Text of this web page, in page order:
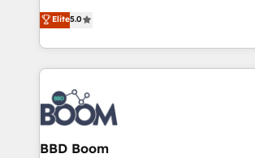
stratégies d'acquisition marketing (SEO,
inbound, automatisation marketing,
emailing) Informations clés : - 10 ans d'expérience -
100+ intégrations CRM HubSpot
experts conseil - 150 certifications
cumulées
Vonazon turns marketing complexity into
measurable, scalable growth. From
enterprise-grade campaigns, our in-
builds scalable strategies that drive
revenue. ⚙️ HubSpot Integration & Optimization •
Seamless CRM, CMS, and automation
Complex platform migrations and data
Custom APIs and third-party integrations 📈 End-
Elite5.0
BBD Boom